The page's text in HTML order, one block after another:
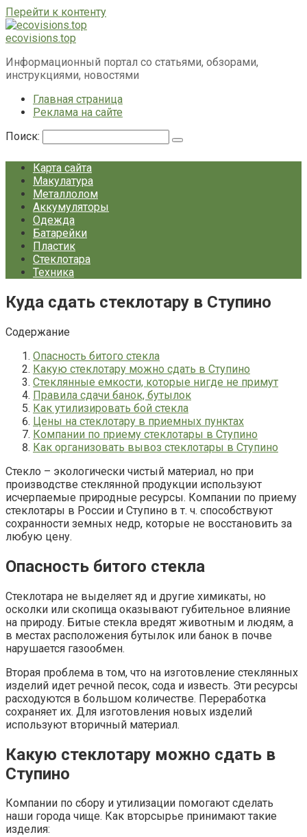
Перейти к контенту
ecovisions.top
Информационный портал со статьями, обзорами,
инструкциями, новостями
Главная страница
Реклама на сайте
Поиск:
Карта сайта
Макулатура
Металлолом
Аккумуляторы
Одежда
Батарейки
Пластик
Стеклотара
Техника
Куда сдать стеклотару в Ступино
Содержание
Опасность битого стекла
Какую стеклотару можно сдать в Ступино
Стеклянные емкости, которые нигде не примут
Правила сдачи банок, бутылок
Как утилизировать бой стекла
Цены на стеклотару в приемных пунктах
Компании по приему стеклотары в Ступино
Как организовать вывоз стеклотары в Ступино
Стекло – экологически чистый материал, но при
производстве стеклянной продукции используют
исчерпаемые природные ресурсы. Компании по приему
стеклотары в России и Ступино в т. ч. способствуют
сохранности земных недр, которые не восстановить за
любую цену.
Опасность битого стекла
Стеклотара не выделяет яд и другие химикаты, но
осколки или скопища оказывают губительное влияние
на природу. Битые стекла вредят животным и людям, а
в местах расположения бутылок или банок в почве
нарушается газообмен.
Вторая проблема в том, что на изготовление стеклянных
изделий идет речной песок, сода и известь. Эти ресурсы
расходуются в большом количестве. Переработка
сохраняет их. Для изготовления новых изделий
используют вторичный материал.
Какую стеклотару можно сдать в
Ступино
Компании по сбору и утилизации помогают сделать
наши города чище. Как вторсырье принимают такие
изделия: